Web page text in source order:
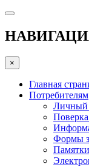
×
Главная
Потребителям
Личный
Поверка
Формы
Памятки